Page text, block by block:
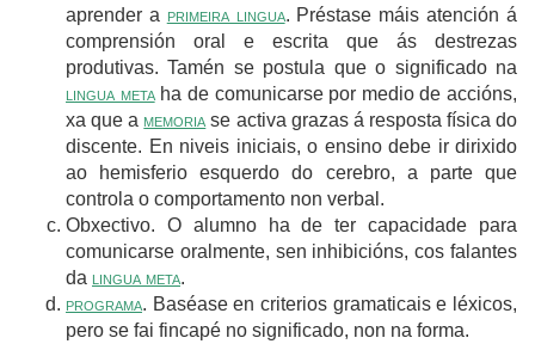
aprender a primeira lingua. Préstase máis atención á
comprensión oral e escrita que ás destrezas
produtivas. Tamén se postula que o significado na
lingua metaha de comunicarse por medio de accións,
xa que a memoria se activa grazas á resposta física do
discente. En niveis iniciais, o ensino debe ir dirixido
ao hemisferio esquerdo do cerebro, a parte que
controla o comportamento non verbal.
Obxectivo. O alumno ha de ter capacidade para
comunicarse oralmente, sen inhibicións, cos falantes
da lingua meta.
programa. Baséase en criterios gramaticais e léxicos,
pero se fai fincapé no significado, non na forma.